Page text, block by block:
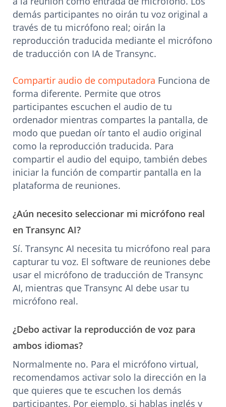
demás participantes no oirán tu voz original a
través de tu micrófono real; oirán la
reproducción traducida mediante el micrófono
de traducción con IA de Transync.
Compartir audio de computadora Funciona de
forma diferente. Permite que otros
participantes escuchen el audio de tu
ordenador mientras compartes la pantalla, de
modo que puedan oír tanto el audio original
como la reproducción traducida. Para
compartir el audio del equipo, también debes
iniciar la función de compartir pantalla en la
plataforma de reuniones.
¿Aún necesito seleccionar mi micrófono real
en Transync AI?
Sí. Transync AI necesita tu micrófono real para
capturar tu voz. El software de reuniones debe
usar el micrófono de traducción de Transync
AI, mientras que Transync AI debe usar tu
micrófono real.
¿Debo activar la reproducción de voz para
ambos idiomas?
Normalmente no. Para el micrófono virtual,
recomendamos activar solo la dirección en la
que quieres que te escuchen los demás
participantes. Por ejemplo, si hablas inglés y